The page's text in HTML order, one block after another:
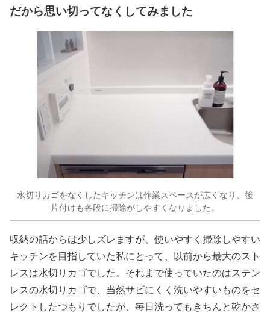
だから思い切ってなくしてみました
水切りカゴをなくしたキッチンは作業スペースが広くなり、後
片付けも各段に掃除がしやすくなりました。
収納の話からは少しズレますが、使いやすく掃除しやすい
キッチンを目指していた私にとって、以前から最大のスト
レスは水切りカゴでした。それまで使っていたのはステン
レスの水切りカゴで、当然サビにくく洗いやすいものをセ
レクトしたつもりでしたが、毎日洗ってもきちんと乾かさ